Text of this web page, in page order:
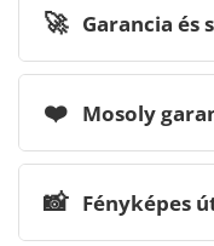
🚀 Garancia és
❤️ Mosoly
📸 Fényképes